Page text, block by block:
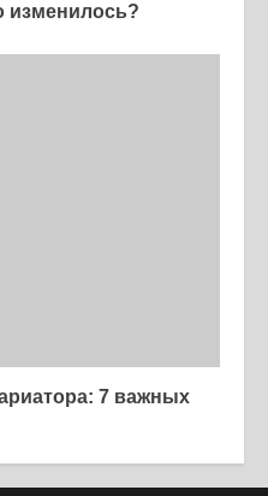
изменилось?
7 важных